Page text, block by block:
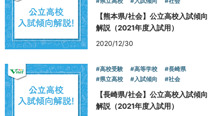
【熊本県/社会】公立高校入試傾向
解説（2021年度入試用）
2020/12/30
#高校受験 #高等学校
#長崎県
#県立高校
#入試傾向 #社会
【長崎県/社会】公立高校入試傾向
解説（2021年度入試用）